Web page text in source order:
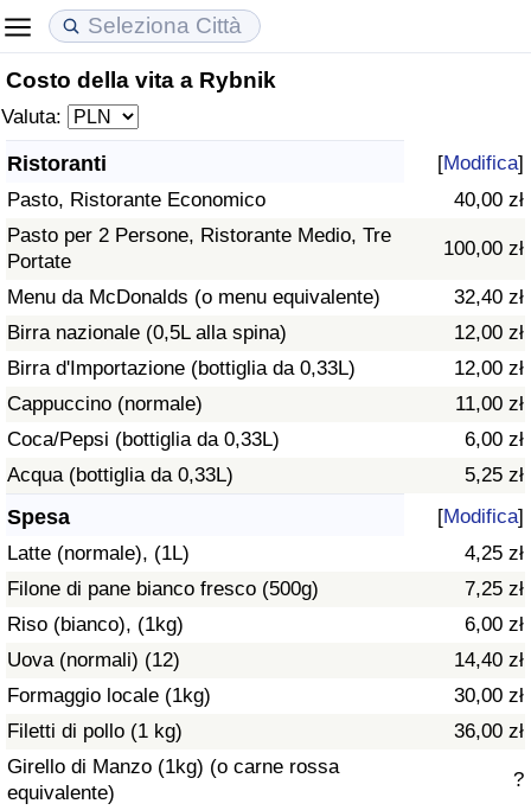
Costo della vita a Rybnik
Valuta:
Ristoranti [Modifica]
Pasto, Ristorante Economico
40,00 zł
Pasto per 2 Persone, Ristorante Medio, Tre
Portate
100,00 zł
Menu da McDonalds (o menu equivalente)
32,40 zł
Birra nazionale (0,5L alla spina)
12,00 zł
Birra d'Importazione (bottiglia da 0,33L)
12,00 zł
Cappuccino (normale)
11,00 zł
Coca/Pepsi (bottiglia da 0,33L)
6,00 zł
Acqua (bottiglia da 0,33L)
5,25 zł
Spesa [Modifica]
Latte (normale), (1L)
4,25 zł
Filone di pane bianco fresco (500g)
7,25 zł
Riso (bianco), (1kg)
6,00 zł
Uova (normali) (12)
14,40 zł
Formaggio locale (1kg)
30,00 zł
Filetti di pollo (1 kg)
36,00 zł
Girello di Manzo (1kg) (o carne rossa
equivalente)
?
Costo della vita
Indice Del Costo Della Vita (corrente)
Indice Del Costo Della Vita
Indice del Costo della Vita per Nazione
ad Aqaba
Prezzi degli immobili
Indice del Prezzo delle Case (Corrente)
Indice del Prezzo delle Case
Indice del Prezzo delle Case per Nazione
Qualità della Vita
Indice della Qualità della Vita
Indice della Qualità della Vita (Corrente)
Indice della qualità della vita per Paese
Criminalità
Indice del Tasso di Criminalità (Corrente)
Indice della Criminalità
Indice di criminalità per paese
Indice dell’Assistenza Sanitaria (Corrente)
Indice dell’Assistenza Sanitaria
Indice dell’Assistenza Sanitaria per
Nazione